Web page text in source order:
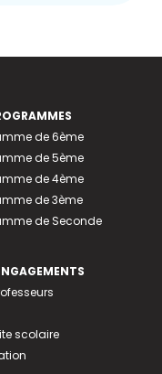
de 6ème
de 5ème
de 4ème
de 3ème
de Seconde
scolaire